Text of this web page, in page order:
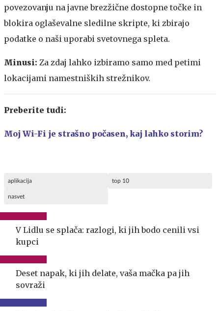
povezovanju na javne brezžične dostopne točke in
blokira oglaševalne sledilne skripte, ki zbirajo
podatke o naši uporabi svetovnega spleta.
Minusi: Za zdaj lahko izbiramo samo med petimi
lokacijami namestniških strežnikov.
Preberite tudi:
Moj Wi-Fi je strašno počasen, kaj lahko storim?
aplikacija top 10
nasvet
V Lidlu se splača: razlogi, ki jih bodo cenili vsi
kupci
Deset napak, ki jih delate, vaša mačka pa jih
sovraži